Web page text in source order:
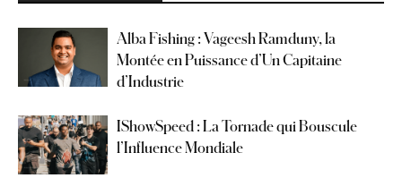
Alba Fishing : Vageesh Ramduny, la
Montée en Puissance d’Un Capitaine
d’Industrie
IShowSpeed : La Tornade qui Bouscule
l’Influence Mondiale